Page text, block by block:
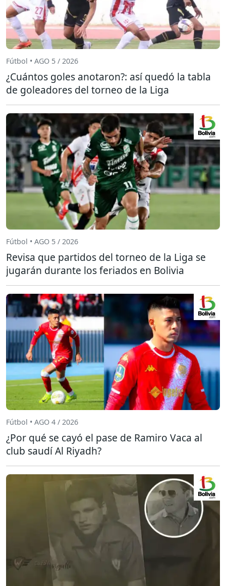
Fútbol • AGO 5 / 2026
¿Cuántos goles anotaron?: así quedó la tabla
de goleadores del torneo de la Liga
Fútbol • AGO 5 / 2026
Revisa que partidos del torneo de la Liga se
jugarán durante los feriados en Bolivia
Fútbol • AGO 4 / 2026
¿Por qué se cayó el pase de Ramiro Vaca al
club saudí Al Riyadh?